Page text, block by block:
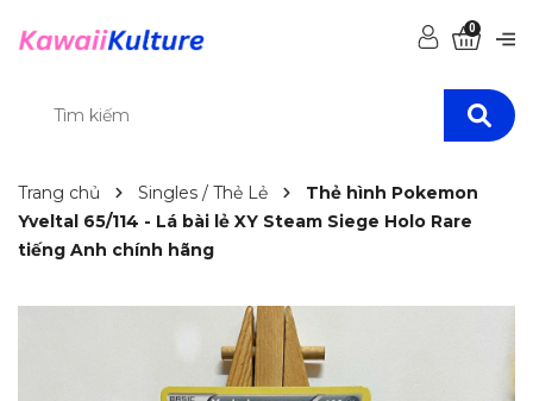
0
Trang chủ Singles / Thẻ Lẻ
Thẻ hình Pokemon
Yveltal 65/114 - Lá bài lẻ XY Steam Siege Holo Rare
tiếng Anh chính hãng